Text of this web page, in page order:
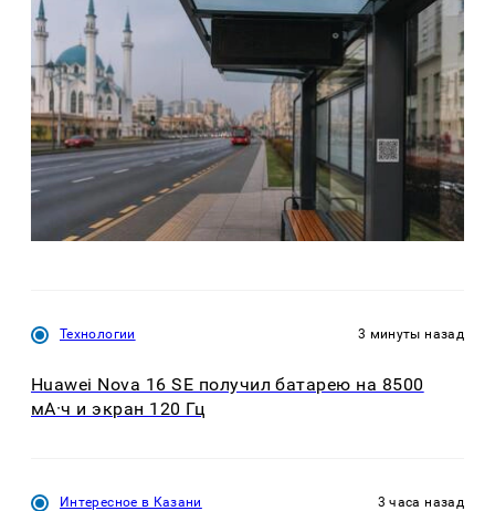
Технологии 3 минуты назад
Huawei Nova 16 SE получил батарею на 8500
мА·ч и экран 120 Гц
Интересное в Казани 3 часа назад